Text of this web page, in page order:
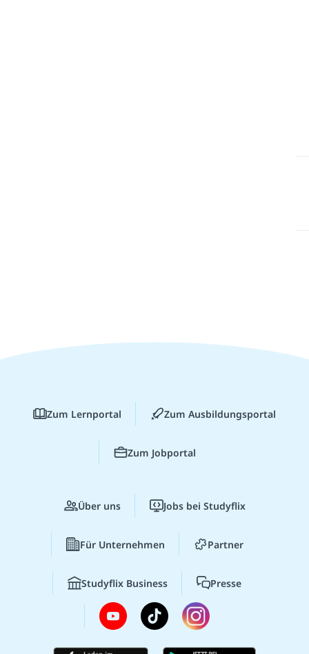
Zum Lernportal Zum Ausbildungsportal
Zum Jobportal
Über uns Jobs bei Studyflix
Für Unternehmen Partner
Studyflix Business Presse